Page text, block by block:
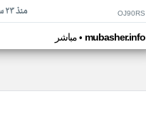
منذ ٢٣ ساعة OJ90RS
مباشر• mubasher.info